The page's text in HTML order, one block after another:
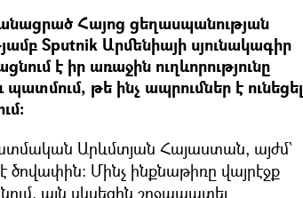
Հայոց ցեղասպանության
Sputnik Արմենիայի սյունակագիր
է իր առաջին ուղևորությունը
թե ինչ ապրումներ է ունեցել
Արևմտյան Հայաստան, այժմ`
Մինչ ինքնաթիռը վայրէջք
այն սկսեցին շրջապատել